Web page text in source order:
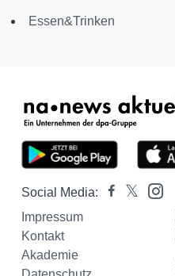
Essen&Trinken
Social Media:
Impressum
Kontakt
Akademie